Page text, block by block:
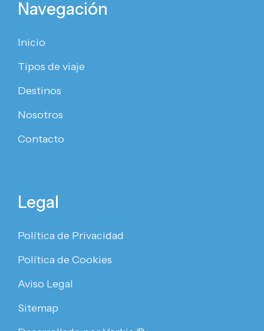
Navegación
Inicio
Tipos de viaje
Destinos
Nosotros
Contacto
Legal
Política de Privacidad
Política de Cookies
Aviso Legal
Sitemap